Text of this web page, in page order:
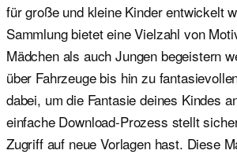
für große und kleine Kinder entwickelt
Sammlung bietet eine Vielzahl von
Mädchen als auch Jungen begeistern
über Fahrzeuge bis hin zu
dabei, um die Fantasie deines Kindes
einfache Download-Prozess stellt
Zugriff auf neue Vorlagen hast. Diese